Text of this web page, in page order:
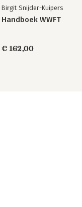
Birgit Snijder-Kuipers
Handboek WWFT
€ 162,00